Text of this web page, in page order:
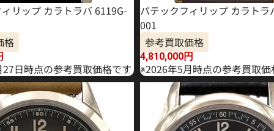
リップ カラトラバ 6119G-
格
日時点の参考買取価格です
パテックフィリップ カラトラ
001
参考買取価格
4,810,000円
※2026年5月時点の参考買取価